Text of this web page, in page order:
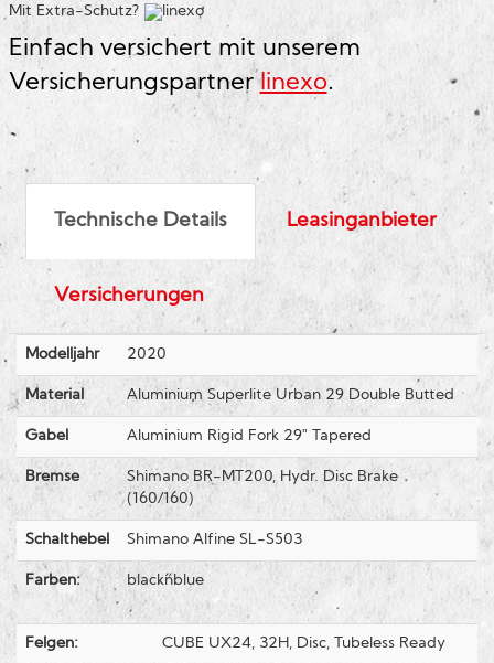
Mit Extra-Schutz?
Einfach versichert mit unserem
Versicherungspartnerlinexo.
Technische Details Leasinganbieter
Versicherungen
Modelljahr 2020
Material Aluminium Superlite Urban 29 Double Butted
Gabel Aluminium Rigid Fork 29" Tapered
Bremse
Shimano BR-MT200, Hydr. Disc Brake
(160/160)
Schalthebel Shimano Alfine SL-S503
Farben: black´n´blue
Felgen: CUBE UX24, 32H, Disc, Tubeless Ready